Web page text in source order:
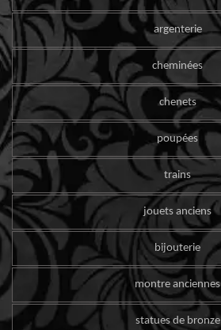
argenterie
cheminées
chenets
poupées
trains
jouets anciens
bijouterie
montre anciennes
statues de bronze